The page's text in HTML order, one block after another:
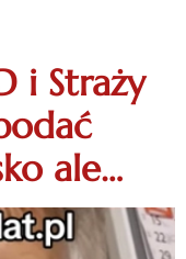
i Straży
ale…